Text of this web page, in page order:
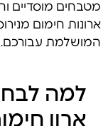
מטבחים מוסדיים
ארונות חימום
המושלמת עבורכם.
למה
ארון